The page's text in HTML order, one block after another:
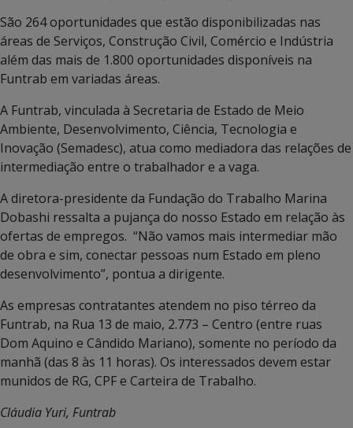
São 264 oportunidades que estão disponibilizadas nas
áreas de Serviços, Construção Civil, Comércio e Indústria
além das mais de 1.800 oportunidades disponíveis na
Funtrab em variadas áreas.
A Funtrab, vinculada à Secretaria de Estado de Meio
Ambiente, Desenvolvimento, Ciência, Tecnologia e
Inovação (Semadesc), atua como mediadora das relações de
intermediação entre o trabalhador e a vaga.
A diretora-presidente da Fundação do Trabalho Marina
Dobashi ressalta a pujança do nosso Estado em relação às
ofertas de empregos. “Não vamos mais intermediar mão
de obra e sim, conectar pessoas num Estado em pleno
desenvolvimento”, pontua a dirigente.
As empresas contratantes atendem no piso térreo da
Funtrab, na Rua 13 de maio, 2.773 – Centro (entre ruas
Dom Aquino e Cândido Mariano), somente no período da
manhã (das 8 às 11 horas). Os interessados devem estar
munidos de RG, CPF e Carteira de Trabalho.
Cláudia Yuri, Funtrab